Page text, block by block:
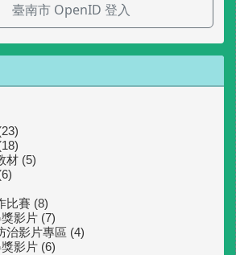
臺南市 OpenID 登入
材 (5)
比賽 (8)
影片 (7)
治影片專區 (4)
影片 (6)